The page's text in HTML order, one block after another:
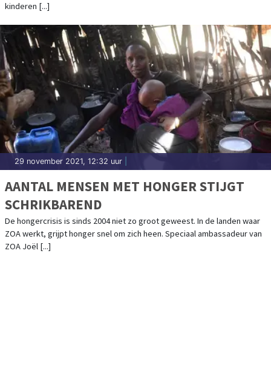
kinderen [...]
29 november 2021, 12:32 uur
AANTAL MENSEN MET HONGER STIJGT
SCHRIKBAREND
De hongercrisis is sinds 2004 niet zo groot geweest. In de landen waar
ZOA werkt, grijpt honger snel om zich heen. Speciaal ambassadeur van
ZOA Joël [...]